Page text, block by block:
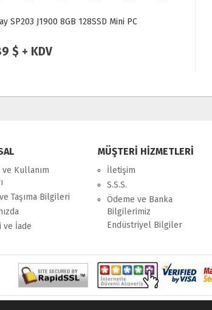
SP203 J1900 8GB 128SSD Mini PC
$ + KDV
Kullanım
Taşıma Bilgileri
ve İade
MÜŞTERİ HİZMETLERİ
İletişim
S.S.S.
Ödeme ve Banka
Bilgilerimiz
Endüstriyel Bilgiler